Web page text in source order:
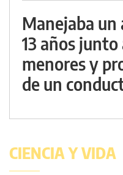
Manejaba un
13 años
menores y
de un
CIENCIA Y VIDA